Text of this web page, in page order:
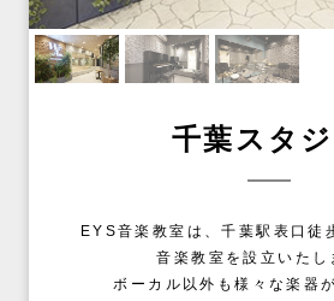
千葉スタ
EYS音楽教室は、千葉駅表口徒
音楽教室を設立いたし
ボーカル以外も様々な楽器